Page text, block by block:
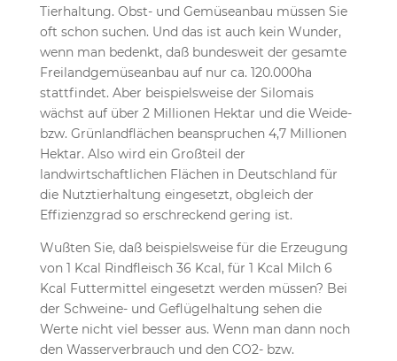
Tierhaltung. Obst- und Gemüseanbau müssen Sie
oft schon suchen. Und das ist auch kein Wunder,
wenn man bedenkt, daß bundesweit der gesamte
Freilandgemüseanbau auf nur ca. 120.000ha
stattfindet. Aber beispielsweise der Silomais
wächst auf über 2 Millionen Hektar und die Weide-
bzw. Grünlandflächen beanspruchen 4,7 Millionen
Hektar. Also wird ein Großteil der
landwirtschaftlichen Flächen in Deutschland für
die Nutztierhaltung eingesetzt, obgleich der
Effizienzgrad so erschreckend gering ist.
Wußten Sie, daß beispielsweise für die Erzeugung
von 1 Kcal Rindfleisch 36 Kcal, für 1 Kcal Milch 6
Kcal Futtermittel eingesetzt werden müssen? Bei
der Schweine- und Geflügelhaltung sehen die
Werte nicht viel besser aus. Wenn man dann noch
den Wasserverbrauch und den CO2- bzw.